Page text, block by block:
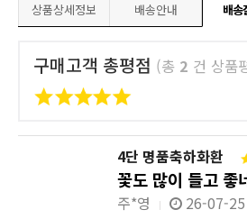
상품상세정보 배송안내 배송
구매고객 총평점 (총 2 건 상품
4단 명품축하화환
꽃도 많이 들고 좋
주*영 26-07-25